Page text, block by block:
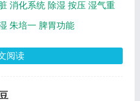
消化系统 除湿 按压 湿气重
朱培一 脾胃功能
阅读